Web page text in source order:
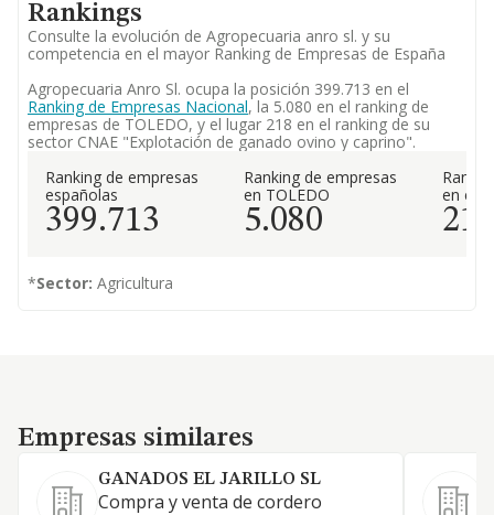
Rankings
Consulte la evolución de Agropecuaria anro sl. y su
competencia en el mayor Ranking de Empresas de España
Agropecuaria Anro Sl. ocupa la posición 399.713 en el
Ranking de Empresas Nacional, la 5.080 en el ranking de
empresas de TOLEDO, y el lugar 218 en el ranking de su
sector CNAE "Explotación de ganado ovino y caprino".
Ranking de empresas
españolas
399.713
Ranking de empresas
en TOLEDO
5.080
en el
218
*Sector: Agricultura
Empresas similares
Empresas similares
GANADOS EL JARILLO SL
Compra y venta de cordero